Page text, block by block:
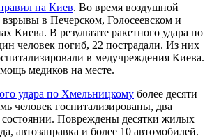
на Киев. Во время воздушной
взрывы в Печерском, Голосеевском и
Киева. В результате ракетного удара по
человек погиб, 22 пострадали. Из них
в медучреждения Киева.
медиков на месте.
удара по Хмельницкому более десяти
человек госпитализированы, два
состоянии. Повреждены десятки жилых
автозаправка и более 10 автомобилей.